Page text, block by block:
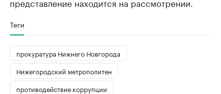
представление находится на рассмотрении.
Теги
прокуратура Нижнего Новгорода
Нижегородский метрополитен
противодействие коррупции